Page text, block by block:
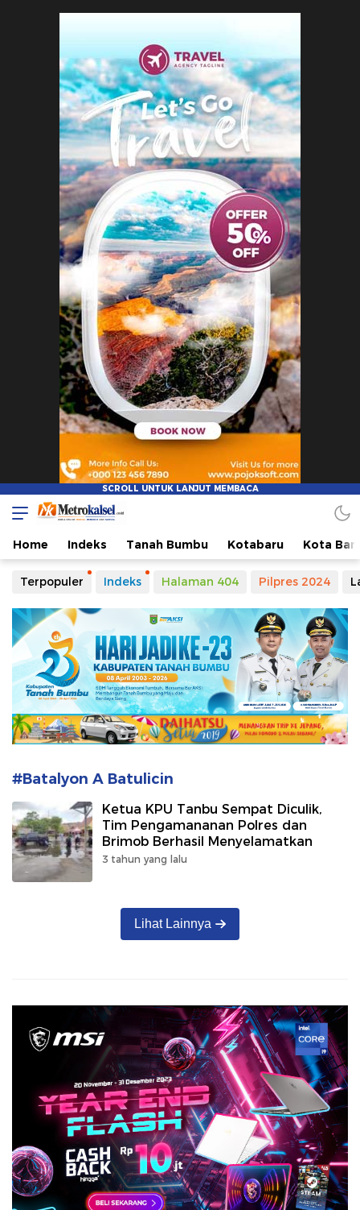
Metro Kalsel
Media Online Terkini, Faktual dan Mendidik
Home Indeks Tanah Bumbu Kotabaru Kota
Terpopuler Indeks Halaman 404 Pilpres 2024
#Batalyon A Batulicin
Ketua KPU Tanbu Sempat Diculik,
Tim Pengamananan Polres dan
Brimob Berhasil Menyelamatkan
3 tahun yang lalu
Lihat Lainnya